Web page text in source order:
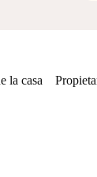
la casa